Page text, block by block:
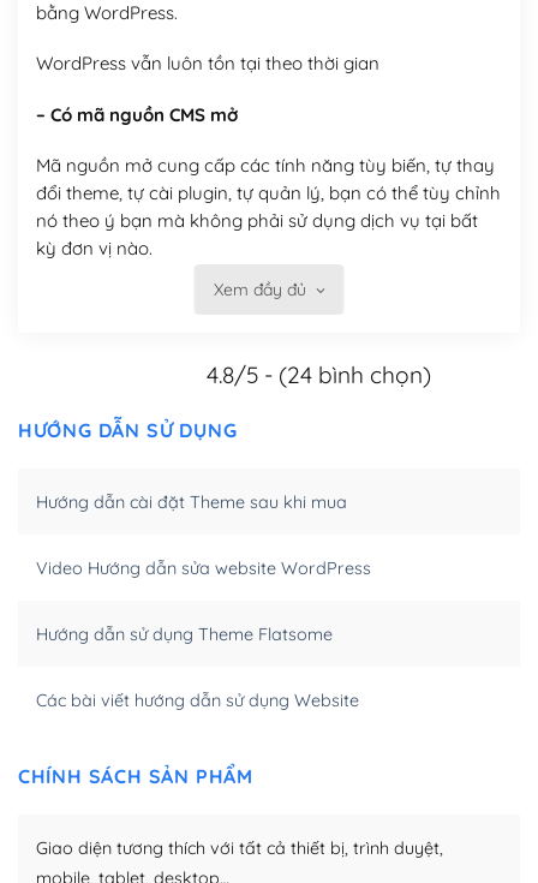
bằng WordPress.
WordPress vẫn luôn tồn tại theo thời gian
– Có mã nguồn CMS mở
Mã nguồn mở cung cấp các tính năng tùy biến, tự thay
đổi theme, tự cài plugin, tự quản lý, bạn có thể tùy chỉnh
nó theo ý bạn mà không phải sử dụng dịch vụ tại bất
kỳ đơn vị nào.
Việc của bạn là đăng ký một tên miền và hosting để
Có thể tùy biến trên website WordPress
– Thân thiện với công cụ tìm kiếm
WordPress bao gồm nhiều công cụ và plugin để tối ưu
kiếm.
Tối ưu hóa công cụ tìm kiếm
WordPress đa dạng sẽ giúp việc thực hiện các thiết kế
trở nên hấp dẫn và đơn giản hơn.
Xem đầy đủ
4.8/5 - (24 bình chọn)
HƯỚNG DẪN SỬ DỤNG
Hướng dẫn cài đặt Theme sau khi mua
Video Hướng dẫn sửa website WordPress
Hướng dẫn sử dụng Theme Flatsome
Các bài viết hướng dẫn sử dụng Website
CHÍNH SÁCH SẢN PHẨM
Giao diện tương thích với tất cả thiết bị, trình duyệt,
mobile, tablet, desktop…